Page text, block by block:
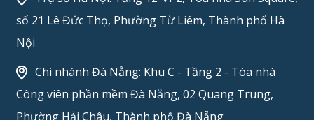
số 21 Lê Đức Thọ, Phường Từ Liêm, Thành phố Hà
Nội
Chi nhánh Đà Nẵng: Khu C - Tầng 2 - Tòa nhà
Công viên phần mềm Đà Nẵng, 02 Quang Trung,
Phường Hải Châu, Thành phố Đà Nẵng